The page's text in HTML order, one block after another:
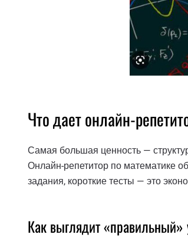
Что дает онлайн-
Самая большая ценность —
Онлайн-репетитор по математике
задания, короткие тесты — это
Как выглядит «правильный»